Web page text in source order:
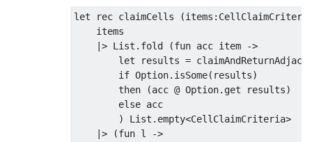
let rec claimCells
    items
    |> List.fold (fun acc item ->
let results =
        if Option.isSome(results)
        then (acc @ Option.get results)
        else acc
        ) List.empty<CellClaimCriteria>
    |> (fun l ->